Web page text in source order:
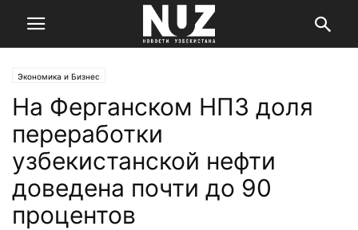
Экономика и Бизнес
На Ферганском НПЗ доля
переработки
узбекистанской нефти
доведена почти до 90
процентов